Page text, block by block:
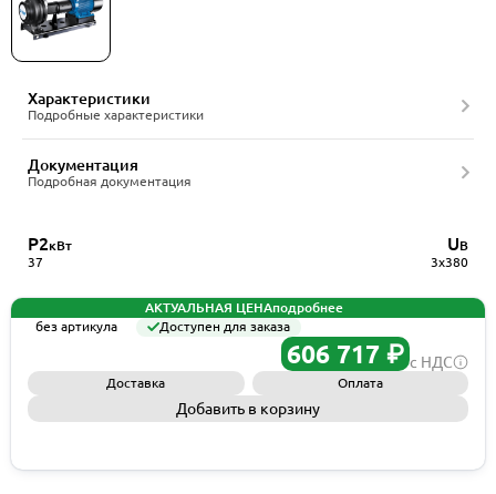
Характеристики
Подробные характеристики
Документация
Подробная документация
P2кВт
37
UВ
3x380
АКТУАЛЬНАЯ ЦЕНАподробнее
без артикула
Доступен для заказа
606 717 ₽ с НДС
Доставка Оплата
Добавить в корзину